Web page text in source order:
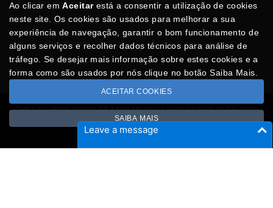
Leave a message
37°08'27.5"N 8°32'13.9"W
Posso Ajudar?
Todos os valores incluem IVA à taxa em vigor e são exclusivos da loja online
Copyright © CASACARMINHO.com 2026
Desenvolvido porOptimeios
Ao clicar emAceitarestá a consentir a utilização de cookies
neste site. Os cookies são usados para melhorar a sua
experiência de navegação, garantir o bom funcionamento de
alguns serviços e recolher dados técnicos para análise de
tráfego. Se desejar mais informação sobre estes cookies e a
forma como são usados por nós clique no botão Saiba Mais.
ACEITAR COOKIES
SAIBA MAIS